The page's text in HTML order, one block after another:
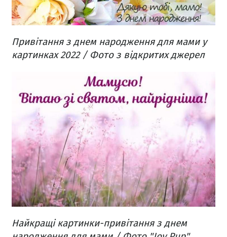
Привітання з днем народження для мами у
картинках 2022 / Фото з відкритих джерел
Найкращі картинки-привітання з днем